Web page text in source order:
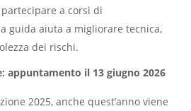
partecipare a corsi di
guida aiuta a migliorare tecnica,
dei rischi.
appuntamento il 13 giugno 2026
2025, anche quest’anno viene